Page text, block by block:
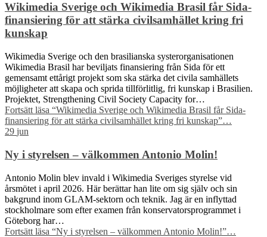
Wikimedia Sverige och Wikimedia Brasil får Sida-
finansiering för att stärka civilsamhället kring fri
kunskap
Wikimedia Sverige och den brasilianska systerorganisationen
Wikimedia Brasil har beviljats finansiering från Sida för ett
gemensamt ettårigt projekt som ska stärka det civila samhällets
möjligheter att skapa och sprida tillförlitlig, fri kunskap i Brasilien.
Projektet, Strengthening Civil Society Capacity for…
Fortsätt läsa “Wikimedia Sverige och Wikimedia Brasil får Sida-
finansiering för att stärka civilsamhället kring fri kunskap”…
29 jun
Ny i styrelsen – välkommen Antonio Molin!
Antonio Molin blev invald i Wikimedia Sveriges styrelse vid
årsmötet i april 2026. Här berättar han lite om sig själv och sin
bakgrund inom GLAM-sektorn och teknik. Jag är en inflyttad
stockholmare som efter examen från konservatorsprogrammet i
Göteborg har…
Fortsätt läsa “Ny i styrelsen – välkommen Antonio Molin!”…